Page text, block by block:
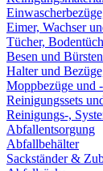
Eimer, Wachser
Tücher,
Besen und Bürsten
Halter und
Moppbezüge und
Reinigungssets
Reinigungs-,
Abfallentsorgung
Abfallbehälter
Sackständer &